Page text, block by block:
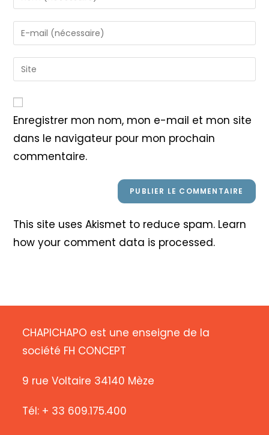
your
name
or
to
comment
Enter
your
email
address
Saisir
l’URL
votre
site
(facultatif)
Enregistrer mon nom, mon e-mail et mon site
dans le navigateur pour mon prochain
commentaire.
This site uses Akismet to reduce spam. Learn
how your comment data is processed.
CHAPICHAPO est une enseigne de la
société FH CONCEPT
9 rue Voltaire 34140 Mèze
Tél: + 33 609.175.400